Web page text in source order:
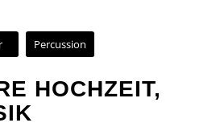
Percussion
HOCHZEIT,